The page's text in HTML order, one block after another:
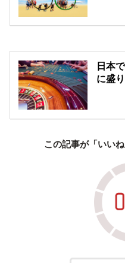
日本
に盛
この記事が「いい